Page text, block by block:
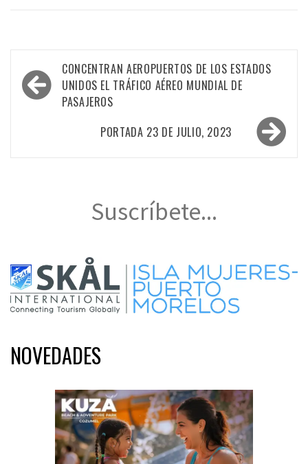
Navegación
de
entradas
CONCENTRAN AEROPUERTOS DE LOS ESTADOS
UNIDOS EL TRÁFICO AÉREO MUNDIAL DE
PASAJEROS
PORTADA 23 DE JULIO, 2023
Suscríbete...
NOVEDADES